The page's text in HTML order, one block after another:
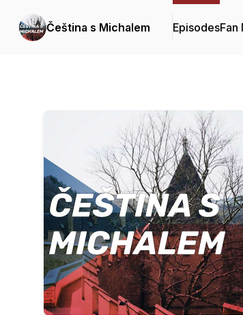
Čeština s Michalem EpisodesFan